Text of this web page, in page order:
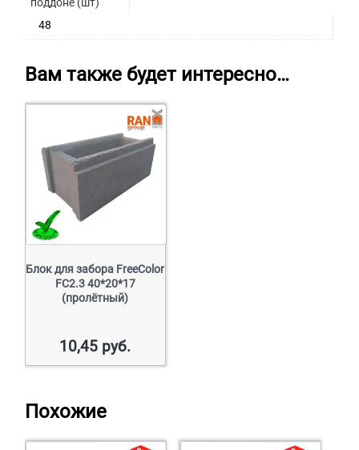
поддоне (шт)
48
Вам также будет интересно…
Блок для забора FreeColor
FC2.3 40*20*17
(пролётный)
10,45 руб.
Похожие